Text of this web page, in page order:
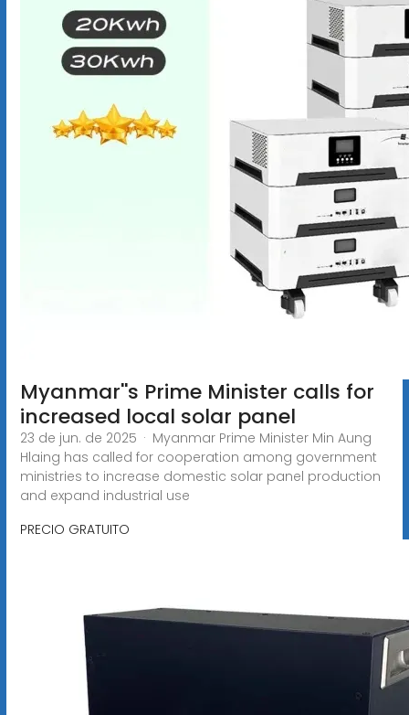
Myanmar''s Prime Minister calls for
increased local solar panel
23 de jun. de 2025 · Myanmar Prime Minister Min Aung
Hlaing has called for cooperation among government
ministries to increase domestic solar panel production
and expand industrial use
PRECIO GRATUITO